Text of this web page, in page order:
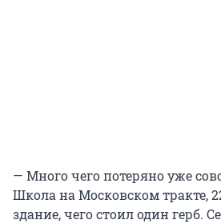
— Много чего потеряно уже
Школа на Московском тракте,
здание, чего стоил один герб.